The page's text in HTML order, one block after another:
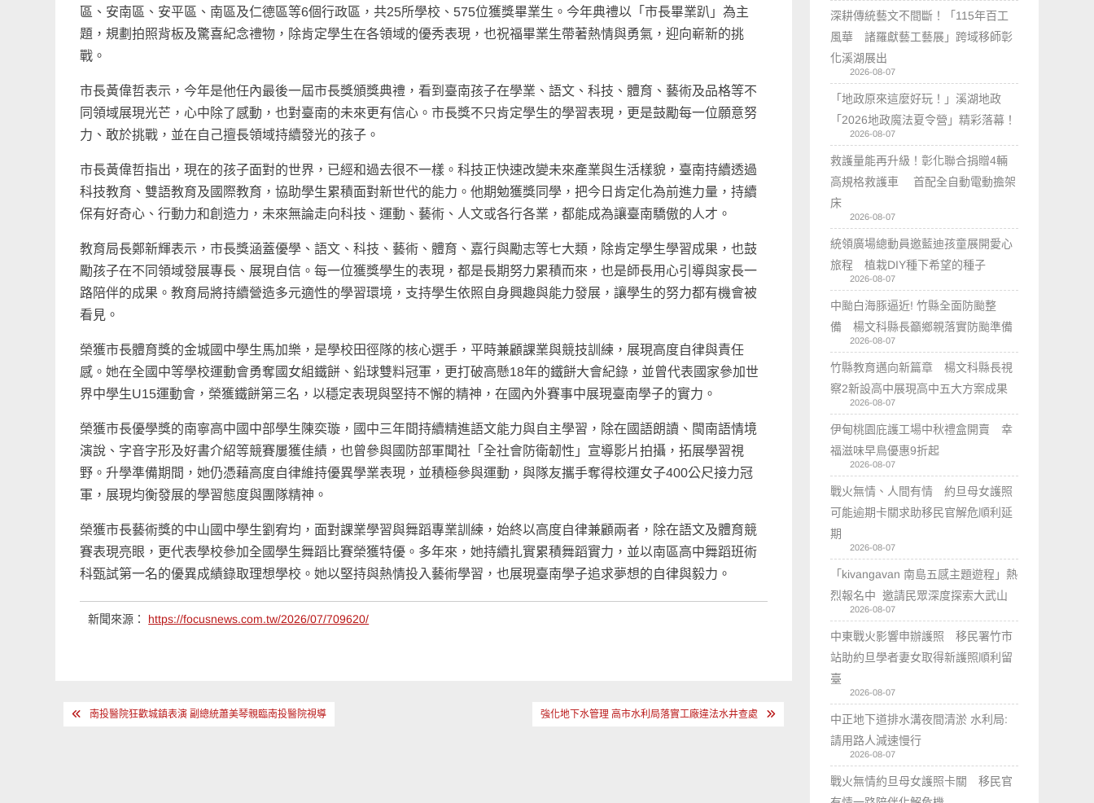
區、安南區、安平區、南區及仁德區等6個行政區，共25所學校、575位獲獎畢業生。今年典禮以「市長畢業趴」為主
題，規劃拍照背板及驚喜紀念禮物，除肯定學生在各領域的優秀表現，也祝福畢業生帶著熱情與勇氣，迎向嶄新的挑
戰。
市長黃偉哲表示，今年是他任內最後一屆市長獎頒獎典禮，看到臺南孩子在學業、語文、科技、體育、藝術及品格等不
同領域展現光芒，心中除了感動，也對臺南的未來更有信心。市長獎不只肯定學生的學習表現，更是鼓勵每一位願意努
力、敢於挑戰，並在自己擅長領域持續發光的孩子。
市長黃偉哲指出，現在的孩子面對的世界，已經和過去很不一樣。科技正快速改變未來產業與生活樣貌，臺南持續透過
科技教育、雙語教育及國際教育，協助學生累積面對新世代的能力。他期勉獲獎同學，把今日肯定化為前進力量，持續
保有好奇心、行動力和創造力，未來無論走向科技、運動、藝術、人文或各行各業，都能成為讓臺南驕傲的人才。
教育局長鄭新輝表示，市長獎涵蓋優學、語文、科技、藝術、體育、嘉行與勵志等七大類，除肯定學生學習成果，也鼓
勵孩子在不同領域發展專長、展現自信。每一位獲獎學生的表現，都是長期努力累積而來，也是師長用心引導與家長一
路陪伴的成果。教育局將持續營造多元適性的學習環境，支持學生依照自身興趣與能力發展，讓學生的努力都有機會被
看見。
榮獲市長體育獎的金城國中學生馬加樂，是學校田徑隊的核心選手，平時兼顧課業與競技訓練，展現高度自律與責任
感。她在全國中等學校運動會勇奪國女組鐵餅、鉛球雙料冠軍，更打破高懸18年的鐵餅大會紀錄，並曾代表國家參加世
界中學生U15運動會，榮獲鐵餅第三名，以穩定表現與堅持不懈的精神，在國內外賽事中展現臺南學子的實力。
榮獲市長優學獎的南寧高中國中部學生陳奕璇，國中三年間持續精進語文能力與自主學習，除在國語朗讀、閩南語情境
演說、字音字形及好書介紹等競賽屢獲佳績，也曾參與國防部軍聞社「全社會防衛韌性」宣導影片拍攝，拓展學習視
野。升學準備期間，她仍憑藉高度自律維持優異學業表現，並積極參與運動，與隊友攜手奪得校運女子400公尺接力冠
軍，展現均衡發展的學習態度與團隊精神。
榮獲市長藝術獎的中山國中學生劉宥均，面對課業學習與舞蹈專業訓練，始終以高度自律兼顧兩者，除在語文及體育競
賽表現亮眼，更代表學校參加全國學生舞蹈比賽榮獲特優。多年來，她持續扎實累積舞蹈實力，並以南區高中舞蹈班術
科甄試第一名的優異成績錄取理想學校。她以堅持與熱情投入藝術學習，也展現臺南學子追求夢想的自律與毅力。
新聞來源： https://focusnews.com.tw/2026/07/709620/
文 南投醫院狂歡城鎮表演 副總統蕭美琴親臨南投醫院視導 強化地下水管理 高市水利局落實工廠違法水井查處
深耕傳統藝文不間斷！「115年百工
風華 諸羅獻藝工藝展」跨域移師彰
化溪湖展出
2026-08-07
「地政原來這麼好玩！」溪湖地政
「2026地政魔法夏令營」精彩落幕！
2026-08-07
救護量能再升級！彰化聯合捐贈4輛
高規格救護車 首配全自動電動擔架
床
2026-08-07
統領廣場總動員邀藍迪孩童展開愛心
旅程 植栽DIY種下希望的種子
2026-08-07
中颱白海豚逼近! 竹縣全面防颱整
備 楊文科縣長籲鄉親落實防颱準備
2026-08-07
竹縣教育邁向新篇章 楊文科縣長視
察2新設高中展現高中五大方案成果
2026-08-07
伊甸桃園庇護工場中秋禮盒開賣 幸
福滋味早鳥優惠9折起
2026-08-07
戰火無情、人間有情 約旦母女護照
可能逾期卡關求助移民官解危順利延
期
2026-08-07
「kivangavan 南島五感主題遊程」熱
烈報名中 邀請民眾深度探索大武山
2026-08-07
中東戰火影響申辦護照 移民署竹市
站助約旦學者妻女取得新護照順利留
臺
2026-08-07
中正地下道排水溝夜間清淤 水利局:
請用路人減速慢行
2026-08-07
戰火無情約旦母女護照卡關 移民官